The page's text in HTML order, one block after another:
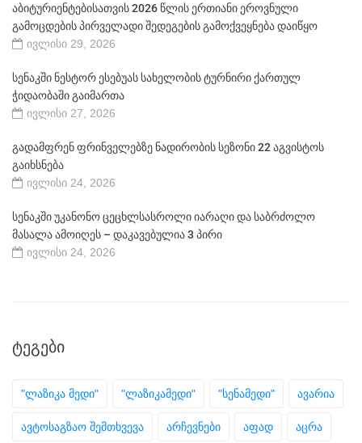
აბიტურიენტებისათვის 2026 წლის ერთიანი ეროვნული
გამოცდების პირველადი შედეგების გამოქვეყნება დაიწყო
ივლისი 29, 2026
სენაკში ნესტორ ესებუას სახელობის ტურნირი ქართულ
ჭიდაობაში გაიმართა
ივლისი 27, 2026
გადამფრენ ფრინველებზე ნადირობის სეზონი 22 აგვისტოს
გაიხსნება
ივლისი 24, 2026
სენაკში უკანონო ცეცხლსასროლი იარაღი და საბრძოლო
მასალა ამოიღეს – დაკავებულია 3 პირი
ივლისი 24, 2026
ᲢᲔᲒᲔᲑᲘ
"ლაზიკა მედი" "ლაზიკამედი" "სენამედი" ავარია
ავტოსაგზაო შემთხვევა არჩევნები აფად აცრა